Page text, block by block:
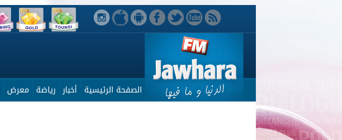
الصفحة الرئيسية أخبار رياضة معرض